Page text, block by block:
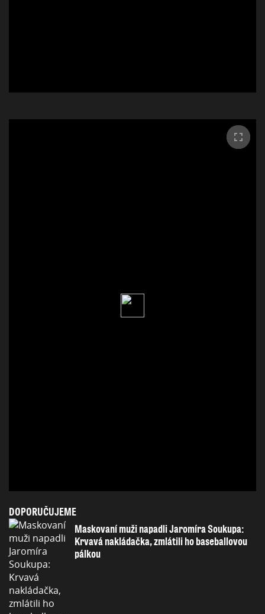
DOPORUČUJEME
Maskovaní muži napadli Jaromíra Soukupa:
Krvavá nakládačka, zmlátili ho baseballovou
pálkou